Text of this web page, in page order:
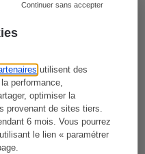
utilisent des
performance,
optimiser la
provenant de sites tiers.
6 mois. Vous pourrez
le lien « paramétrer
Continuer sans accepter